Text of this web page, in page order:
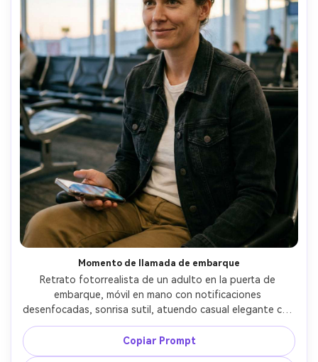
Momento de llamada de embarque
Retrato fotorrealista de un adulto en la puerta de
embarque, móvil en mano con notificaciones
desenfocadas, sonrisa sutil, atuendo casual elegante con
chaqueta vaquera, asientos y pantallas de información
desenfocados, iluminación mixta balanceada a tonos
naturales, Fujifilm X-T5, 56mm f/1.2, encuadre de medio
Copiar Prompt